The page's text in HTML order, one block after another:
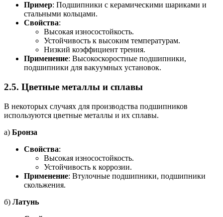
Пример: Подшипники с керамическими шариками и
стальными кольцами.
Свойства:
Высокая износостойкость.
Устойчивость к высоким температурам.
Низкий коэффициент трения.
Применение: Высокоскоростные подшипники,
подшипники для вакуумных установок.
2.5. Цветные металлы и сплавы
В некоторых случаях для производства подшипников
используются цветные металлы и их сплавы.
а) Бронза
Свойства:
Высокая износостойкость.
Устойчивость к коррозии.
Применение: Втулочные подшипники, подшипники
скольжения.
б) Латунь